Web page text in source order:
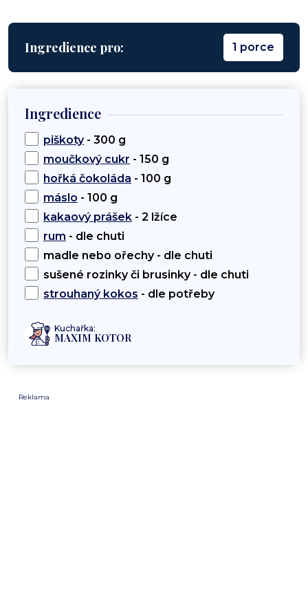
Ingredience pro: 1 porce
Ingredience
piškoty- 300 g
moučkový cukr - 150 g
hořká čokoláda - 100 g
máslo - 100 g
kakaový prášek - 2 lžíce
rum - dle chuti
madle nebo ořechy - dle chuti
sušené rozinky či brusinky - dle chuti
strouhaný kokos - dle potřeby
Kuchařka:
MAXIM KOTOR
Reklama